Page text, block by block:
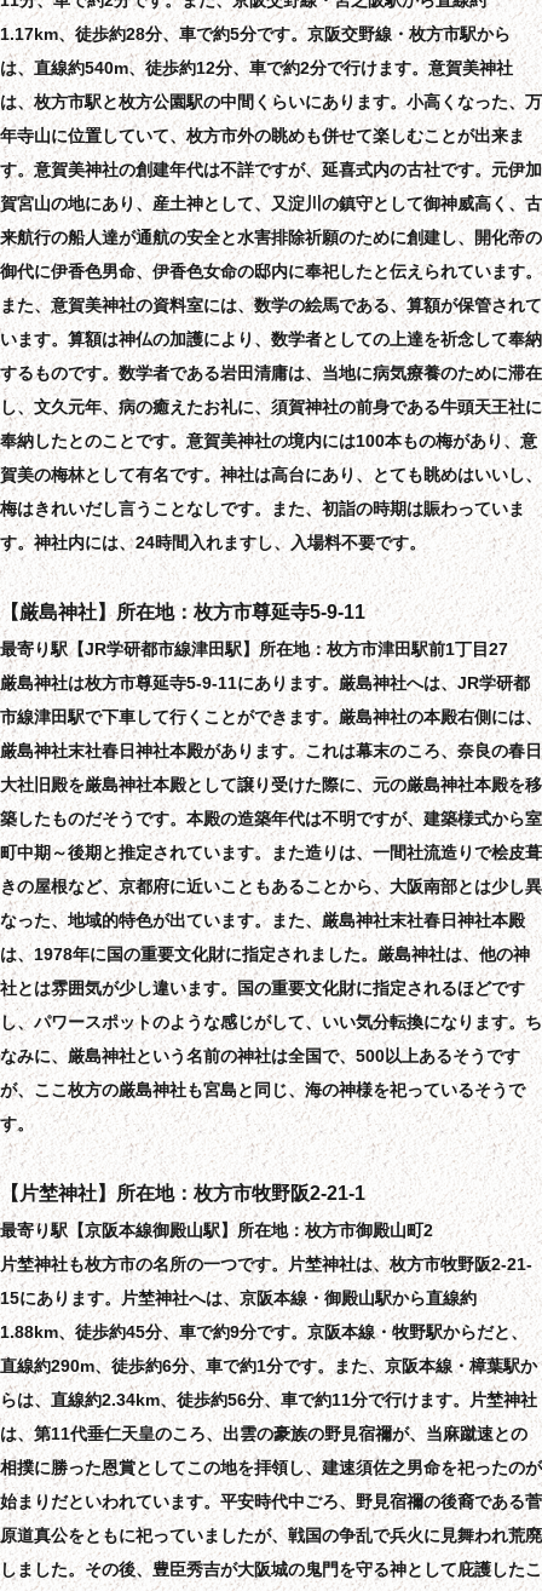
1.17km、徒歩約28分、車で約5分です。京阪交野線・枚方市駅から
は、直線約540m、徒歩約12分、車で約2分で行けます。意賀美神社
は、枚方市駅と枚方公園駅の中間くらいにあります。小高くなった、万
年寺山に位置していて、枚方市外の眺めも併せて楽しむことが出来ま
す。意賀美神社の創建年代は不詳ですが、延喜式内の古社です。元伊加
賀宮山の地にあり、産土神として、又淀川の鎮守として御神威高く、古
来航行の船人達が通航の安全と水害排除祈願のために創建し、開化帝の
御代に伊香色男命、伊香色女命の邸内に奉祀したと伝えられています。
また、意賀美神社の資料室には、数学の絵馬である、算額が保管されて
います。算額は神仏の加護により、数学者としての上達を祈念して奉納
するものです。数学者である岩田清庸は、当地に病気療養のために滞在
し、文久元年、病の癒えたお礼に、須賀神社の前身である牛頭天王社に
奉納したとのことです。意賀美神社の境内には100本もの梅があり、意
賀美の梅林として有名です。神社は高台にあり、とても眺めはいいし、
梅はきれいだし言うことなしです。また、初詣の時期は賑わっていま
す。神社内には、24時間入れますし、入場料不要です。
【厳島神社】所在地：枚方市尊延寺5-9-11
最寄り駅【JR学研都市線津田駅】所在地：枚方市津田駅前1丁目27
厳島神社は枚方市尊延寺5-9-11にあります。厳島神社へは、JR学研都
市線津田駅で下車して行くことができます。厳島神社の本殿右側には、
厳島神社末社春日神社本殿があります。これは幕末のころ、奈良の春日
大社旧殿を厳島神社本殿として譲り受けた際に、元の厳島神社本殿を移
築したものだそうです。本殿の造築年代は不明ですが、建築様式から室
町中期～後期と推定されています。また造りは、一間社流造りで桧皮葺
きの屋根など、京都府に近いこともあることから、大阪南部とは少し異
なった、地域的特色が出ています。また、厳島神社末社春日神社本殿
は、1978年に国の重要文化財に指定されました。厳島神社は、他の神
社とは雰囲気が少し違います。国の重要文化財に指定されるほどです
し、パワースポットのような感じがして、いい気分転換になります。ち
なみに、厳島神社という名前の神社は全国で、500以上あるそうです
が、ここ枚方の厳島神社も宮島と同じ、海の神様を祀っているそうで
す。
【片埜神社】所在地：枚方市牧野阪2-21-1
最寄り駅【京阪本線御殿山駅】所在地：枚方市御殿山町2
片埜神社も枚方市の名所の一つです。片埜神社は、枚方市牧野阪2-21-
15にあります。片埜神社へは、京阪本線・御殿山駅から直線約
1.88km、徒歩約45分、車で約9分です。京阪本線・牧野駅からだと、
直線約290m、徒歩約6分、車で約1分です。また、京阪本線・樟葉駅か
らは、直線約2.34km、徒歩約56分、車で約11分で行けます。片埜神社
は、第11代垂仁天皇のころ、出雲の豪族の野見宿禰が、当麻蹴速との
相撲に勝った恩賞としてこの地を拝領し、建速須佐之男命を祀ったのが
始まりだといわれています。平安時代中ごろ、野見宿禰の後裔である菅
原道真公をともに祀っていましたが、戦国の争乱で兵火に見舞われ荒廃
しました。その後、豊臣秀吉が大阪城の鬼門を守る神として庇護したこ